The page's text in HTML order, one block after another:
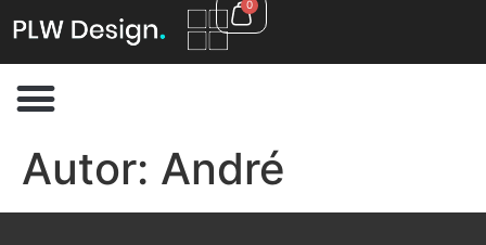
0
Autor: André